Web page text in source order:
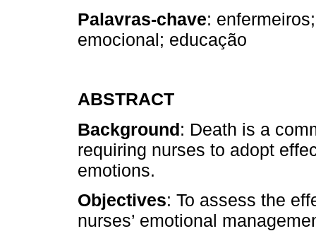
Palavras-chave:
emocional; educação
ABSTRACT
Background: Death is a
requiring nurses to adopt
emotions.
Objectives: To assess the
nurses’ emotional